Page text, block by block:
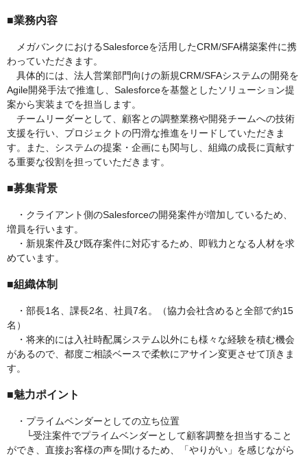
■業務内容
メガバンクにおけるSalesforceを活用したCRM/SFA構築案件に携
わっていただきます。
具体的には、法人営業部門向けの新規CRM/SFAシステムの開発を
Agile開発手法で推進し、Salesforceを基盤としたソリューション提
案から実装までを担当します。
チームリーダーとして、顧客との調整業務や開発チームへの技術
支援を行い、プロジェクトの円滑な推進をリードしていただきま
す。また、システムの提案・企画にも関与し、組織の成長に貢献す
る重要な役割を担っていただきます。
■募集背景
・クライアント側のSalesforceの開発案件が増加しているため、
増員を行います。
・新規案件及び既存案件に対応するため、即戦力となる人材を求
めています。
■組織体制
・部長1名、課長2名、社員7名。（協力会社含めると全部で約15
名）
・将来的には入社時配属システム以外にも様々な経験を積む機会
があるので、都度ご相談ベースで柔軟にアサイン変更させて頂きま
す。
■魅力ポイント
・プライムベンダーとしての立ち位置
└受注案件でプライムベンダーとして顧客調整を担当すること
ができ、直接お客様の声を聞けるため、「やりがい」を感じながら